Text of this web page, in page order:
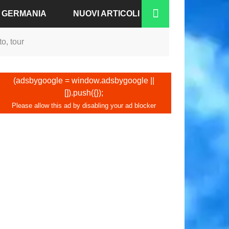
BADEN
NUOVI ARTICOLI
tour
(adsbygoogle = window.adsbygoogle ||
[]).push({});